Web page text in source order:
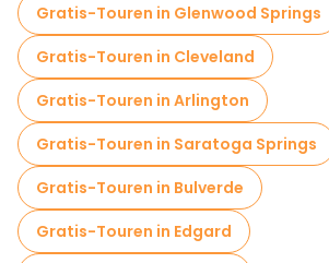
Gratis-Touren in Glenwood Springs
Gratis-Touren in Cleveland
Gratis-Touren in Arlington
Gratis-Touren in Saratoga Springs
Gratis-Touren in Bulverde
Gratis-Touren in Edgard